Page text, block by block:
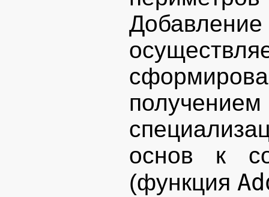
основ к
(функция